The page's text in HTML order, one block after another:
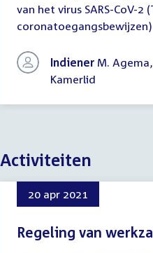
van het virus SARS-CoV-2
coronatoegangsbewijzen)
Indiener M.
Kamerlid
Activiteiten
20 apr 2021
Regeling van